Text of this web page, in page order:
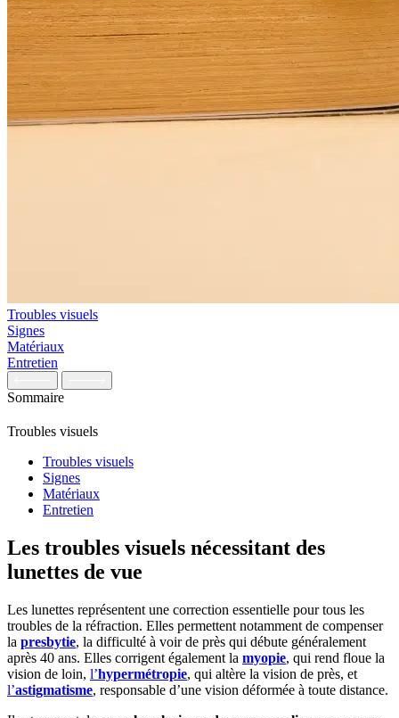
Troubles visuels
Signes
Matériaux
Entretien
Sommaire
Troubles visuels
Troubles visuels
Signes
Matériaux
Entretien
Les troubles visuels nécessitant des
lunettes de vue
Les lunettes représentent une correction essentielle pour tous les
troubles de la réfraction. Elles permettent notamment de compenser
la presbytie, la difficulté à voir de près qui débute généralement
après 40 ans. Elles corrigent également la myopie, qui rend floue la
vision de loin, l’hypermétropie, qui altère la vision de près, et
l’astigmatisme, responsable d’une vision déformée à toute distance.